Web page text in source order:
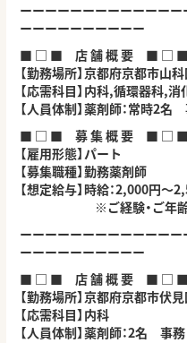
ーーーーーーーーーーーー
ーーーーーーーーーー
■ □ ■ 店 舗 概 要 ■ □ ■
【勤務場所】京都府京都市山
【応需科目】内科,循環器科,
【人員体制】薬剤師：常時2名
■ □ ■ 募 集 概 要 ■ □ ■
【雇用形態】パート
【募集職種】勤務薬剤師
【想定給与】時給：2,000円～
※ご経験・ご年齢等
ーーーーーーーーーーーー
ーーーーーーーーーー
■ □ ■ 店 舗 概 要 ■ □ ■
【勤務場所】京都府京都市伏
【応需科目】内科
【人員体制】薬剤師：2名 事務